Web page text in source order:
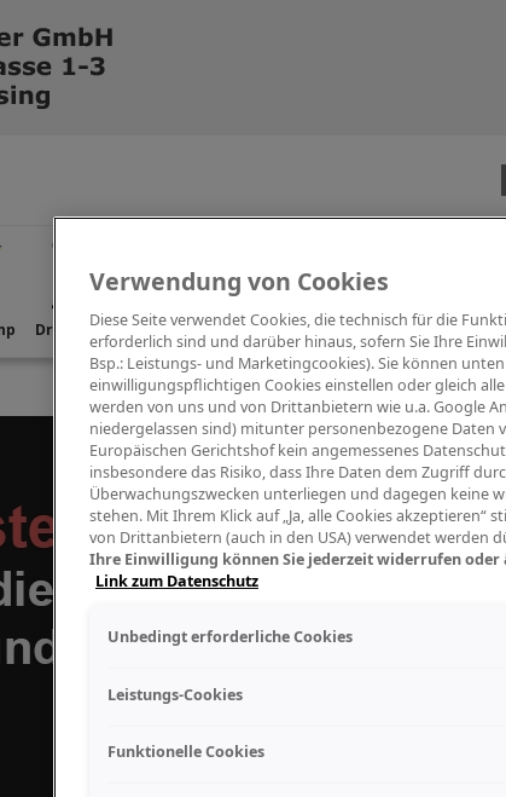
Drums Percussion Digitalpiano Keys Blasinstrumente
Verwendung von Cookies
Diese Seite verwendet Cookies, die technisch für die
erforderlich sind und darüber hinaus, sofern Sie Ihre
Bsp.: Leistungs- und Marketingcookies). Sie können
einwilligungspflichtigen Cookies einstellen oder gleich
werden von uns und von Drittanbietern wie u.a. Google
niedergelassen sind) mitunter personenbezogene Daten
Europäischen Gerichtshof kein angemessenes
insbesondere das Risiko, dass Ihre Daten dem Zugriff
Überwachungszwecken unterliegen und dagegen keine
stehen. Mit Ihrem Klick auf „Ja, alle Cookies akzeptieren“
von Drittanbietern (auch in den USA) verwendet werden
Ihre Einwilligung können Sie jederzeit widerrufen oder
Link zum Datenschutz
Unbedingt erforderliche Cookies
Leistungs-Cookies
Funktionelle Cookies